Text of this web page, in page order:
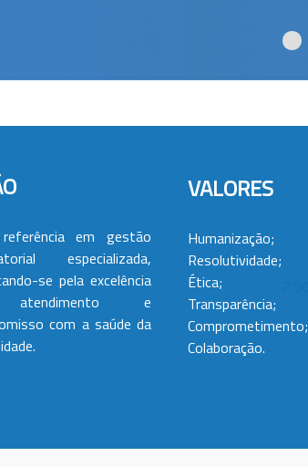
em gestão
especializada,
se pela excelência
e
com a saúde da
VALORES
Humanização;
Resolutividade;
Ética;
Transparência;
Comprometimento;
Colaboração.